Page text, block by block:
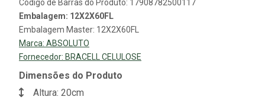
Código de Barras do Produto: 17908782500117
Embalagem: 12X2X60FL
Embalagem Master: 12X2X60FL
Marca: ABSOLUTO
Fornecedor: BRACELL CELULOSE
Dimensões do Produto
Altura: 20cm